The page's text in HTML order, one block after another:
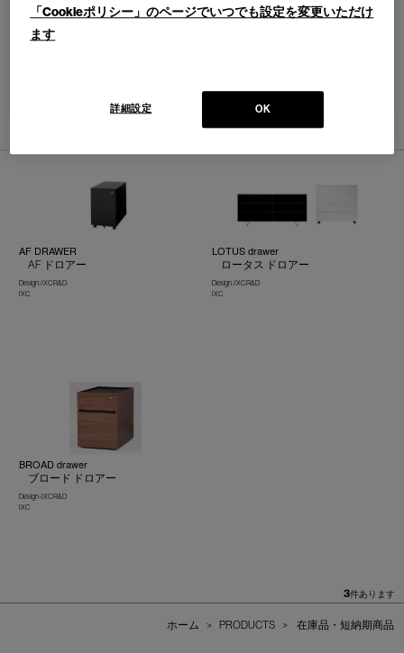
ONLINE STORE お問合せ
件あります
AF DRAWER
AF ドロアー
Design : IXC R&D
IXC
LOTUS drawer
ロータス ドロアー
Design : IXC R&D
IXC
BROAD drawer
ブロード ドロアー
Design : IXC R&D
IXC
3件あります
ホーム > PRODUCTS > 在庫品・短納期商品
「Cookieポリシー」のページでいつでも設定を変更いただけ
ます
OK
詳細設定